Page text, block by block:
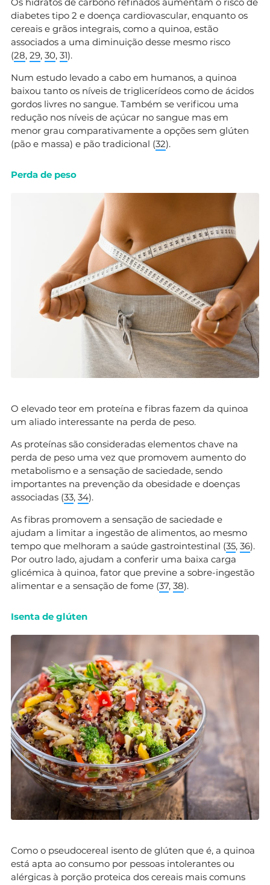
Os hidratos de carbono refinados aumentam o risco de
diabetes tipo 2 e doença cardiovascular, enquanto os
cereais e grãos integrais, como a quinoa, estão
associados a uma diminuição desse mesmo risco
(28, 29, 30, 31).
Num estudo levado a cabo em humanos, a quinoa
baixou tanto os níveis de triglicerídeos como de ácidos
gordos livres no sangue. Também se verificou uma
redução nos níveis de açúcar no sangue mas em
menor grau comparativamente a opções sem glúten
(pão e massa) e pão tradicional (32).
Perda de peso
O elevado teor em proteína e fibras fazem da quinoa
um aliado interessante na perda de peso.
As proteínas são consideradas elementos chave na
perda de peso uma vez que promovem aumento do
metabolismo e a sensação de saciedade, sendo
importantes na prevenção da obesidade e doenças
associadas (33, 34).
As fibras promovem a sensação de saciedade e
ajudam a limitar a ingestão de alimentos, ao mesmo
tempo que melhoram a saúde gastrointestinal (35, 36).
Por outro lado, ajudam a conferir uma baixa carga
glicémica à quinoa, fator que previne a sobre-ingestão
alimentar e a sensação de fome (37, 38).
Isenta de glúten
Como o pseudocereal isento de glúten que é, a quinoa
está apta ao consumo por pessoas intolerantes ou
alérgicas à porção proteica dos cereais mais comuns